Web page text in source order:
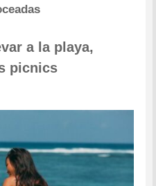
a la playa,
picnics